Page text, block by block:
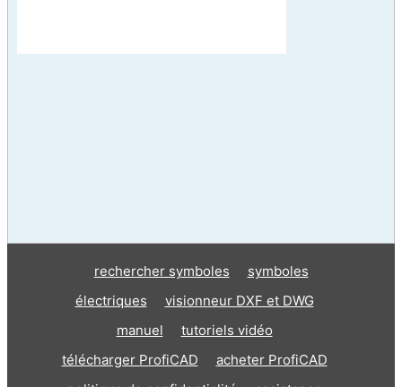
rechercher symboles
symboles
électriques
visionneur DXF et DWG
manuel
tutoriels vidéo
télécharger ProfiCAD
acheter ProfiCAD